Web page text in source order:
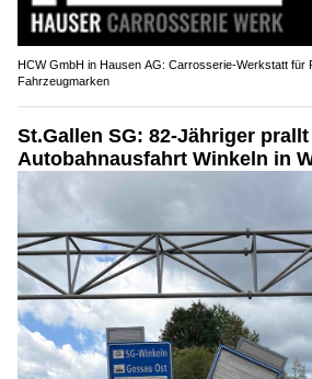
HCW GmbH in Hausen AG: Carrosserie‑Werkstatt für
Fahrzeugmarken
St.Gallen SG: 82-Jähriger prallt
Autobahnausfahrt Winkeln in